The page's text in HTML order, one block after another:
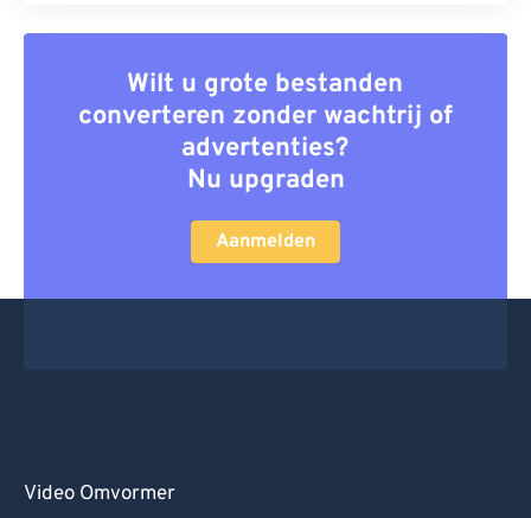
Wilt u grote bestanden
converteren zonder wachtrij of
advertenties?
Nu upgraden
Aanmelden
Video Omvormer